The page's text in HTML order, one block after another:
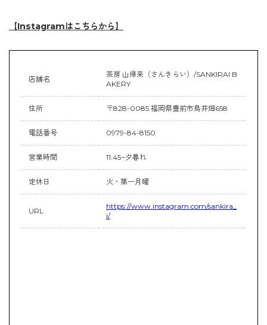
【Instagramはこちらから】
店舗名
茶房 山帰来（さんきらい）/SANKIRAI B
AKERY
住所 〒828-0085 福岡県豊前市鳥井畑658
電話番号 0979-84-8150
営業時間 11:45~夕暮れ
定休日 火・第一月曜
URL
https://www.instagram.com/sankira_
i/